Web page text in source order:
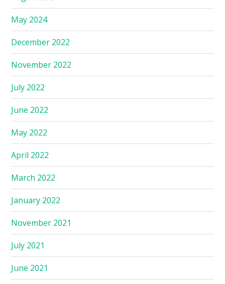
May 2024
December 2022
November 2022
July 2022
June 2022
May 2022
April 2022
March 2022
January 2022
November 2021
July 2021
June 2021